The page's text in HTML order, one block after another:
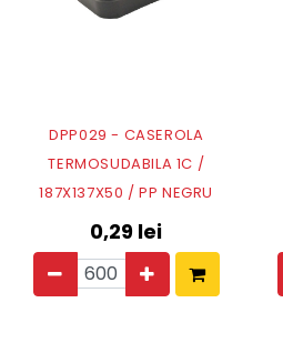
DPP029 - CASEROLA
TERMOSUDABILA 1C /
187X137X50 / PP NEGRU
0,29 lei